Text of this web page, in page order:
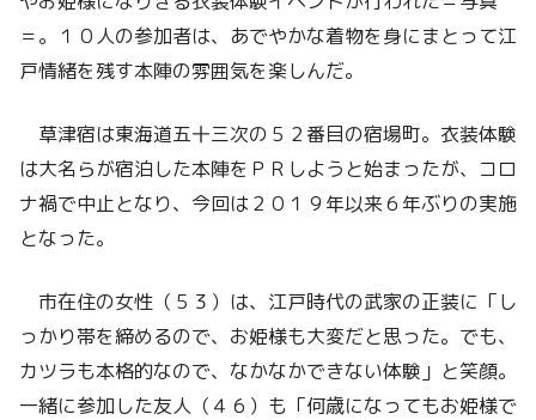
＝。１０人の参加者は、あでやかな着物を身にまとって江
戸情緒を残す本陣の雰囲気を楽しんだ。
草津宿は東海道五十三次の５２番目の宿場町。衣装体験
は大名らが宿泊した本陣をＰＲしようと始まったが、コロ
ナ禍で中止となり、今回は２０１９年以来６年ぶりの実施
となった。
市在住の女性（５３）は、江戸時代の武家の正装に「し
っかり帯を締めるので、お姫様も大変だと思った。でも、
カツラも本格的なので、なかなかできない体験」と笑顔。
一緒に参加した友人（４６）も「何歳になってもお姫様で